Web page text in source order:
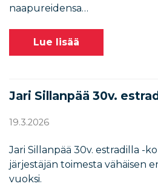
naapureidensa…
Lue lisää
Jari Sillanpää 30v.
19.3.2026
Jari Sillanpää 30v. estradilla -
järjestäjän toimesta vähäisen
vuoksi.